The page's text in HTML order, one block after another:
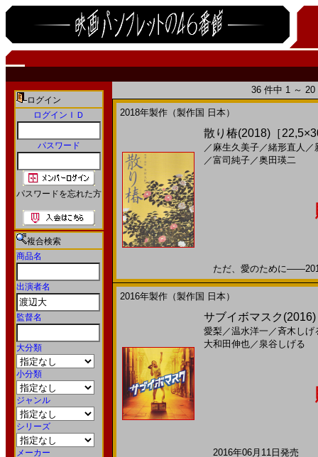
ログイン
ログインＩＤ
パスワード
パスワードを忘れた方
複合検索
商品名
出演者名
監督名
大分類
小分類
ジャンル
シリーズ
メーカー
36 件中 1 ～
2018年製作（製作国 日本）
散り椿(2018)［
／ 麻生久美子／緒形直人 ／
／富司純子／奥田瑛二
ただ、愛のために
2016年製作（製作国 日本）
サブイボマスク
愛梨 ／温水洋一 ／斉木しげ
大和田伸也／ 泉谷しげる
2016年06月11日発売